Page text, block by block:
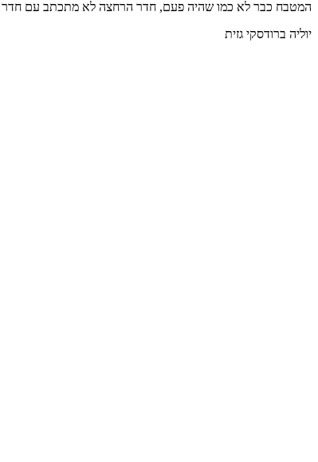
המטבח כבר לא כמו שהיה פעם, חדר הרחצה לא מתכתב עם חדר השינה החדש או שאחרי 20 שנה מערכת הביוב הביתית חייבת שיפוץ.
יוליה ברודסקי גזית